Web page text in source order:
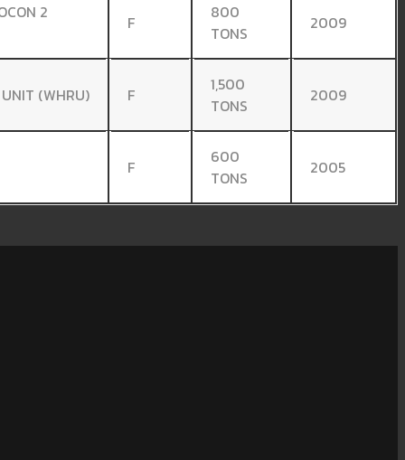
2
F
800
TONS
2009
UNIT (WHRU) F
1,500
TONS
2009
F
600
TONS
2005